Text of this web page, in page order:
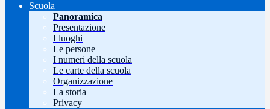
Scuola
Panoramica
Presentazione
I luoghi
Le persone
I numeri della scuola
Le carte della scuola
Organizzazione
La storia
Privacy